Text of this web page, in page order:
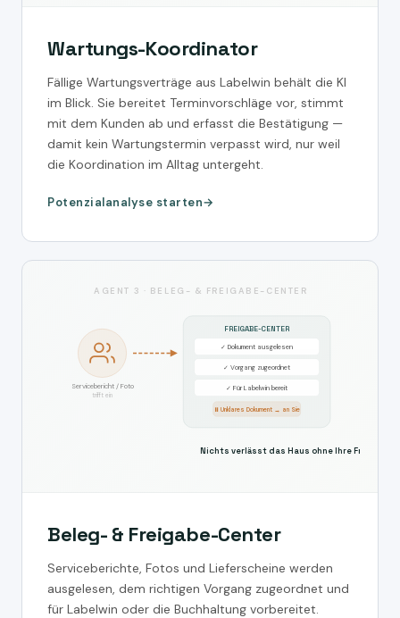
Wartungs-Koordinator
Fällige Wartungsverträge aus Labelwin behält die KI
im Blick. Sie bereitet Terminvorschläge vor, stimmt
mit dem Kunden ab und erfasst die Bestätigung —
damit kein Wartungstermin verpasst wird, nur weil
die Koordination im Alltag untergeht.
Potenzialanalyse starten
AGENT 3 · BELEG- & FREIGABE-CENTER
Servicebericht / Foto
trifft ein
FREIGABE-CENTER
✓ Dokument ausgelesen
✓ Vorgang zugeordnet
✓ Für Labelwin bereit
⏸ Unklares Dokument → an Sie
Nichts verlässt das Haus ohne Ihre Freigabe
Beleg- & Freigabe-Center
Serviceberichte, Fotos und Lieferscheine werden
ausgelesen, dem richtigen Vorgang zugeordnet und
für Labelwin oder die Buchhaltung vorbereitet.